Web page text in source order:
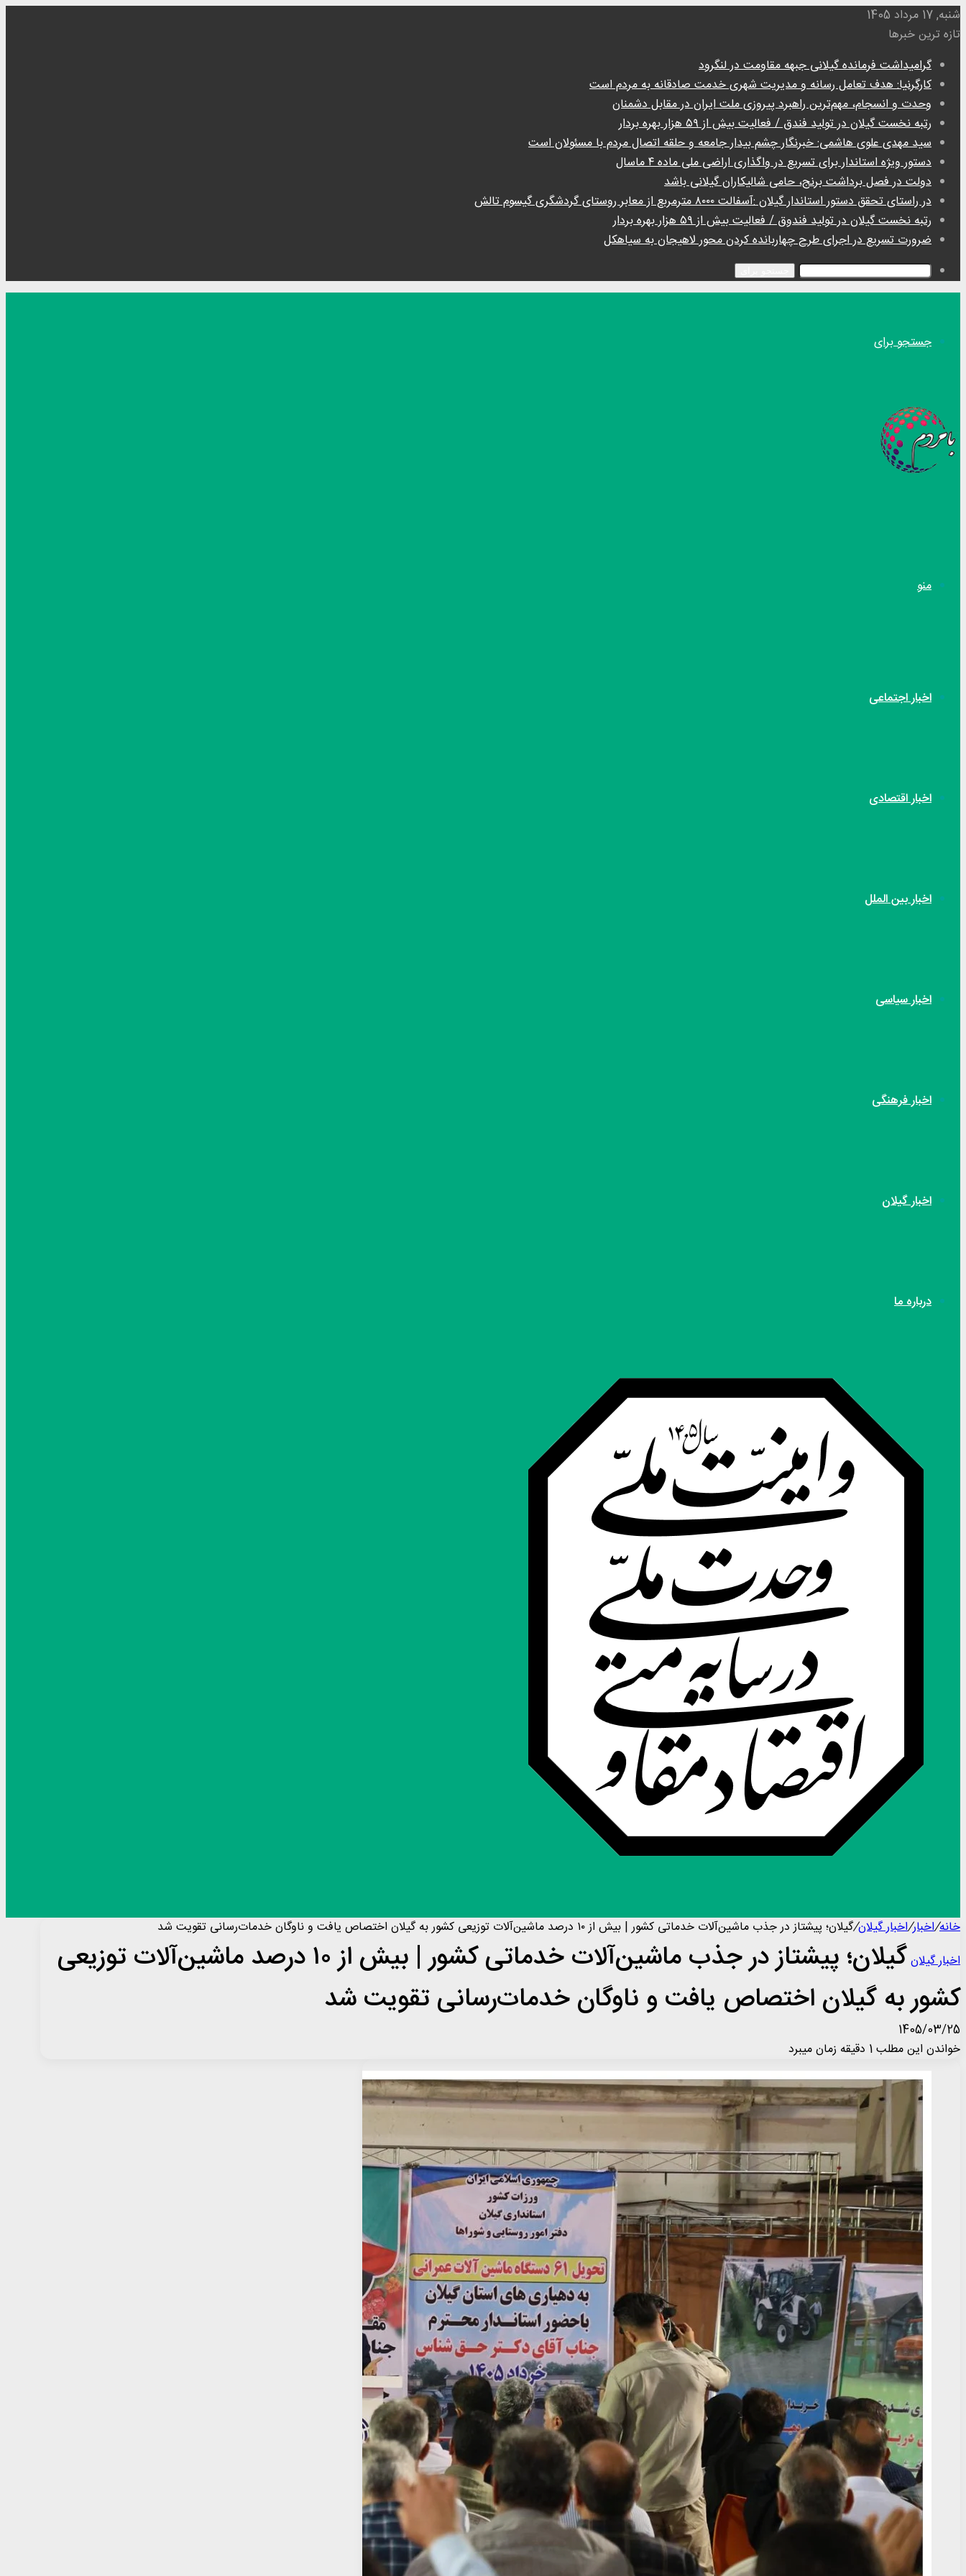
شنبه, 17 مرداد 1405
تازه ترین خبرها
گرامیداشت فرمانده گیلانی جبهه مقاومت در لنگرود
کارگرنیا: هدف تعامل رسانه و مدیریت شهری خدمت صادقانه به مردم است
وحدت و انسجام، مهم‌ترین راهبرد پیروزی ملت ایران در مقابل دشمنان
رتبه نخست گیلان در تولید فندق / فعالیت بیش از ۵۹ هزار بهره بردار
سید مهدی علوی هاشمی: خبرنگار چشم بیدار جامعه و حلقه اتصال مردم با مسئولان است
دستور ویژه استاندار برای تسریع در واگذاری اراضی ملی ماده ۴ ماسال
دولت در فصل برداشت برنج، حامی شالیکاران گیلانی باشد
در راستای تحقق دستور استاندار گیلان :آسفالت ۸۰۰۰ مترمربع از معابر روستای گردشگری گیسوم تالش
رتبه نخست گیلان در تولید فندوق / فعالیت بیش از ۵۹ هزار بهره بردار
ضرورت تسریع در اجرای طرح چهاربانده کردن محور لاهیجان به سیاهکل
جستجو برای
منو
اخبار اجتماعی
اخبار اقتصادی
اخبار بین الملل
اخبار سیاسی
اخبار فرهنگی
اخبار گیلان
درباره ما
خانه/اخبار/اخبار گیلان/گیلان؛ پیشتاز در جذب ماشین‌آلات خدماتی کشور | بیش از ۱۰ درصد ماشین‌آلات توزیعی کشور به گیلان اختصاص یافت و ناوگان خدمات‌رسانی تقویت شد
اخبار گیلان
گیلان؛ پیشتاز در جذب ماشین‌آلات خدماتی کشور | بیش از ۱۰ درصد ماشین‌آلات توزیعی
کشور به گیلان اختصاص یافت و ناوگان خدمات‌رسانی تقویت شد
1405/03/25
خواندن این مطلب 1 دقیقه زمان میبرد